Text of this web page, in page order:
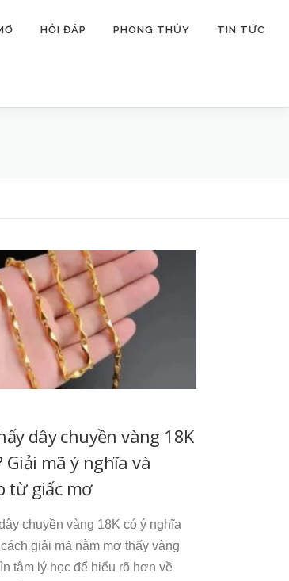
HỎI ĐÁP PHONG THỦY TIN TỨC
dây chuyền vàng 18K
Giải mã ý nghĩa và
từ giấc mơ
chuyền vàng 18K có ý nghĩa
giải mã nằm mơ thấy vàng
tâm lý học để hiểu rõ hơn về